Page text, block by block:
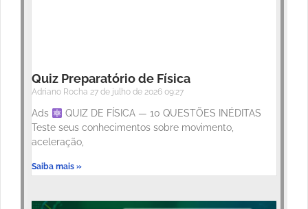
Quiz Preparatório de Física
Adriano Rocha 27 de julho de 2026 09:27
Ads
QUIZ DE FÍSICA — 10 QUESTÕES INÉDITAS
Teste seus conhecimentos sobre movimento,
aceleração,
Saiba mais »